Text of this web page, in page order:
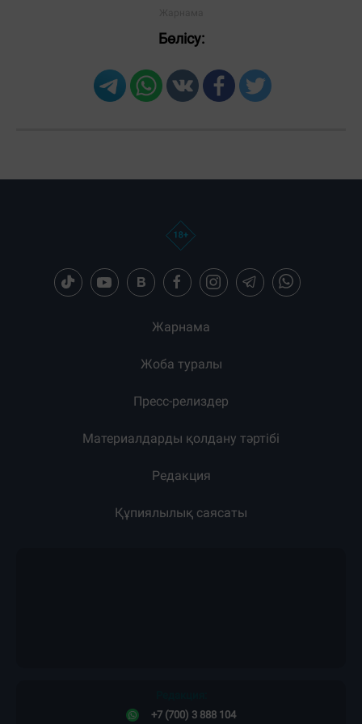
Бөлісу:
Жарнама
Жоба туралы
Пресс-релиздер
Материалдарды қолдану тәртібі
Редакция
Құпиялылық саясаты
+7 (700) 3 888 104